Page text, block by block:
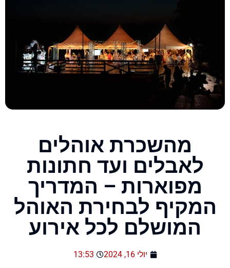
מהשכרת אוהלים
לאבלים ועד חתונות
מפוארות – המדריך
המקיף לבחירת האוהל
המושלם לכל אירוע
יולי 16, 2024 13:53